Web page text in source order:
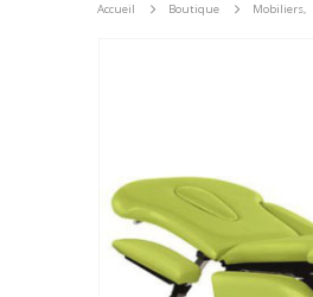
Accueil Boutique Mobiliers,